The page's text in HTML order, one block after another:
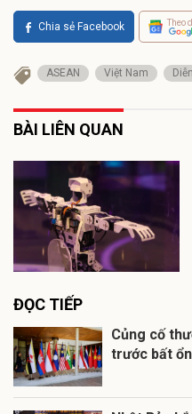
Chia sẻ Facebook Theo
ASEAN Việt Nam
BÀI LIÊN QUAN
ĐỌC TIẾP
Củng cố
trước bất ổn